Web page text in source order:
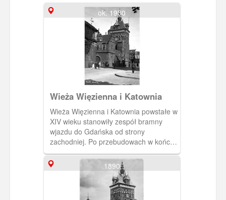
ok. 1930
Wieża Więzienna i Katownia
Wieża Więzienna i Katownia powstałe w
XIV wieku stanowiły zespół bramny
wjazdu do Gdańska od strony
zachodniej. Po przebudowach w końcu
wieku XVI obie budowle zmieniły
charakter na obiekty penitencjarne, zaś
ruch przeniesiono na obie strony
zespołu a bramą wjazdową
ustanowiono Bramę Wyżynną, której
1890